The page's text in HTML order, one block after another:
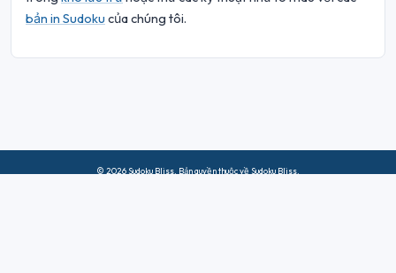
bản in Sudoku của chúng tôi.
© 2026 Sudoku Bliss. Bản quyền thuộc về Sudoku Bliss.